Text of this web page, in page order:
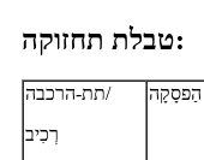
טבלת תחזוקה:
תת-הרכבה/
רְכִיב
הַפסָקָה